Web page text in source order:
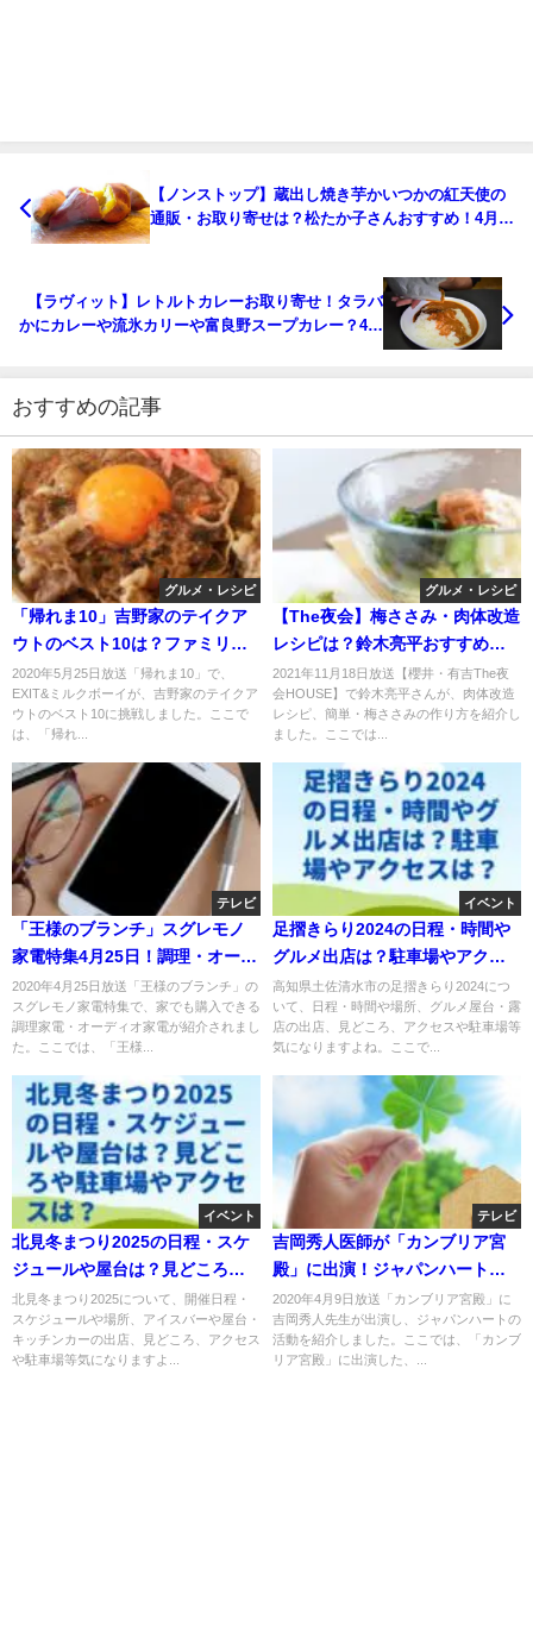
【ノンストップ】蔵出し焼き芋かいつかの紅天使の
通販・お取り寄せは？松たか子さんおすすめ！4月
【ラヴィット】レトルトカレーお取り寄せ！タラバ
かにカレーや流氷カリーや富良野スープカレー？4月
おすすめの記事
グルメ・レシピ
「帰れま10」吉野家のテイクア
ウトのベスト10は？ファミリー
セットがお得？
2020年5月25日放送「帰れま10」で、
EXIT&ミルクボーイが、吉野家のテイクア
ウトのベスト10に挑戦しました。ここで
は、「帰れ...
グルメ・レシピ
【The夜会】梅ささみ・肉体改造
レシピは？鈴木亮平おすすめ！
11月18日
2021年11月18日放送【櫻井・有吉The夜
会HOUSE】で鈴木亮平さんが、肉体改造
レシピ、簡単・梅ささみの作り方を紹介し
ました。ここでは...
テレビ
「王様のブランチ」スグレモノ
家電特集4月25日！調理・オーデ
ィオ・次世代家電！
2020年4月25日放送「王様のブランチ」の
スグレモノ家電特集で、家でも購入できる
調理家電・オーディオ家電が紹介されまし
た。ここでは、「王様...
イベント
足摺きらり2024の日程・時間や
グルメ出店は？駐車場やアクセ
スは？
高知県土佐清水市の足摺きらり2024につ
いて、日程・時間や場所、グルメ屋台・露
店の出店、見どころ、アクセスや駐車場等
気になりますよね。ここで...
イベント
北見冬まつり2025の日程・スケ
ジュールや屋台は？見どころや
駐車場やアクセスは？
北見冬まつり2025について、開催日程・
スケジュールや場所、アイスバーや屋台・
キッチンカーの出店、見どころ、アクセス
や駐車場等気になりますよ...
テレビ
吉岡秀人医師が「カンブリア宮
殿」に出演！ジャパンハートの
活動とは？
2020年4月9日放送「カンブリア宮殿」に
吉岡秀人先生が出演し、ジャパンハートの
活動を紹介しました。ここでは、「カンブ
リア宮殿」に出演した、...